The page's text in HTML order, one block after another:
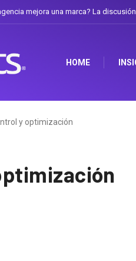
mejora una marca? La
HOME
y optimización